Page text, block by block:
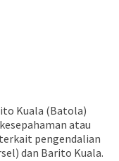
Kuala (Batola)
atau
pengendalian
dan Barito Kuala.